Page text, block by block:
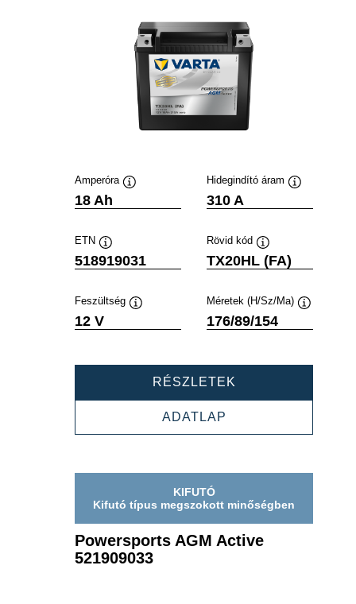
Amperóra
18 Ah
Hidegindító áram
310 A
ETN
Elemleírás
518919031
Rövid kód
Elemleírás
TX20HL (FA)
Feszültség
12 V
Méretek (H/Sz/Ma)
176/89/154
RÉSZLETEK
ADATLAP
KIFUTÓ
Kifutó típus megszokott minőségben
Powersports AGM Active
521909033